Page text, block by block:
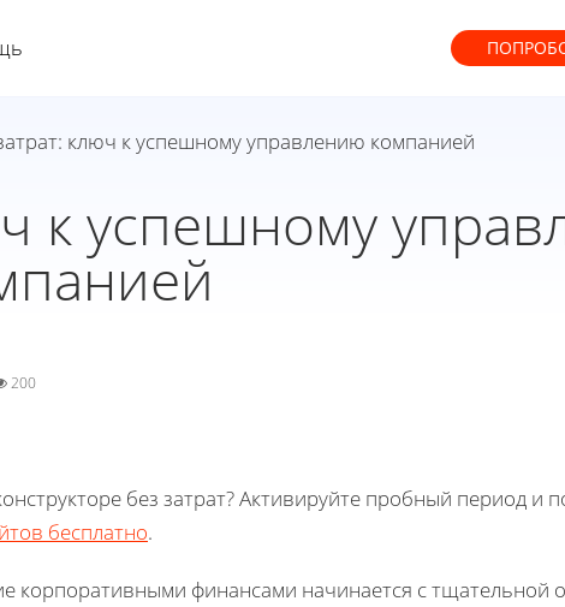
ключ к успешному управлению компанией
к успешному
200
без затрат? Активируйте пробный период и
бесплатно.
корпоративными финансами начинается с тщательной